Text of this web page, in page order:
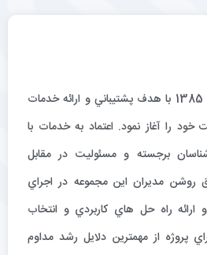
مجموعه آدنا صنعت از سال 1385 با هدف پشتيباني و ارائه خدمات
را آغاز نمود. اعتماد به خدمات با
برجسته و مسئوليت در مقابل
روشن مديران اين مجموعه در اجراي
راه حل هاي كاربردي و انتخاب
پروژه از مهمترين دلايل رشد مداوم